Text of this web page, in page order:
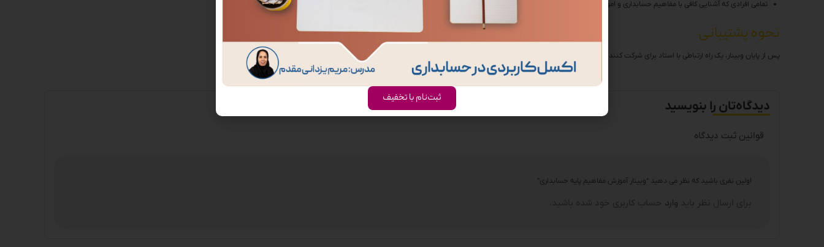
تمامی افرادی که آشنایی کافی با مفاهیم حسابداری و امور مالی ندارند.
نحوه پشتیبانی
پس از پایان وبینار، یک راه ارتباطی با استاد برای شرکت کنندگان ارسال خواهد شد.
دیدگاه‌تان را بنویسید
قوانین ثبت دیدگاه
اولین نفری باشید که نظر می دهید “وبینار آموزش مفاهیم پایه حسابداری”
برای ارسال نظر باید وارد حساب کاربری خود شده باشید.
ثبت‌نام با تخفیف